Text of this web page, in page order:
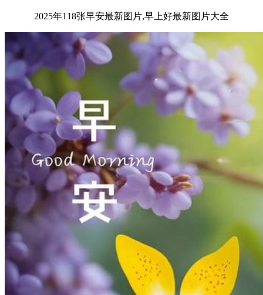
2025年118张早安最新图片,早上好最新图片大全